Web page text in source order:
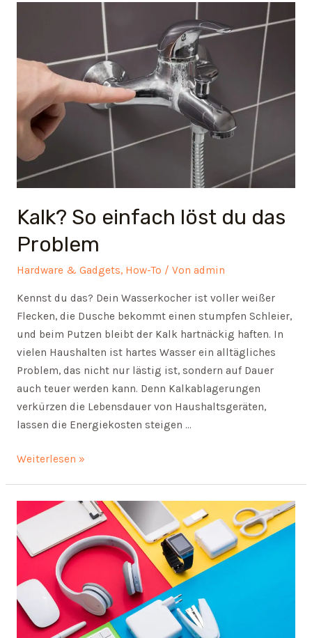
Signalqualität
entscheiden
Kalk? So einfach löst du das
Problem
Hardware & Gadgets, How-To / Von admin
Kennst du das? Dein Wasserkocher ist voller weißer
Flecken, die Dusche bekommt einen stumpfen Schleier,
und beim Putzen bleibt der Kalk hartnäckig haften. In
vielen Haushalten ist hartes Wasser ein alltägliches
Problem, das nicht nur lästig ist, sondern auf Dauer
auch teuer werden kann. Denn Kalkablagerungen
verkürzen die Lebensdauer von Haushaltsgeräten,
lassen die Energiekosten steigen …
Kalk?
löst
du
das
Problem
Weiterlesen »